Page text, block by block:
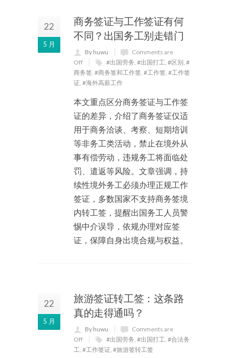
22
5 月
商务签证与工作签证有何
不同？出国务工别走错门
By huwu
Comments are
Off
#出国劳务, #出国打工, #区别, #
商务签, #商务签和工作签, #工作签, #工作签
证, #海外高薪工作
本文重点区分商务签证与工作签
证的差异，介绍了商务签证仅适
用于商务洽谈、考察、短期培训
等非务工类活动，禁止在境外从
事有偿劳动，违规务工将面临处
罚、遣返等风险。文章强调，持
续性境外务工必须办理正规工作
签证，多数国家不支持商务签境
内转工签，提醒出国务工人员警
惕中介误导，依规办理对应签
证，保障自身出境合规与权益。
22
5 月
旅游签证转工签：这条路
真的走得通吗？
By huwu
Comments are
Off
#出国劳务, #出国打工, #合法务
工, #工作签证, #旅游签转工签